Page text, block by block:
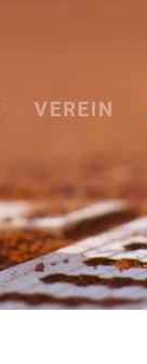
VEREIN